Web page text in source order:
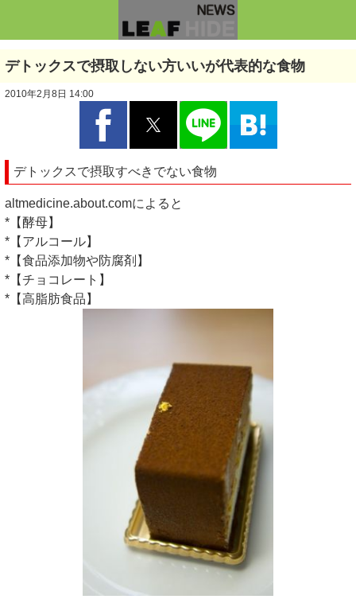
デトックスで摂取しない方いいが代表的な食物
2010年2月8日 14:00
デトックスで摂取すべきでない食物
altmedicine.about.comによると
*【酵母】
*【アルコール】
*【食品添加物や防腐剤】
*【チョコレート】
*【高脂肪食品】